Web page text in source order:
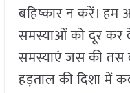
बहिष्कार न करें।
समस्याओं को दूर
समस्याएं जस की तस
हड़ताल की दिशा में